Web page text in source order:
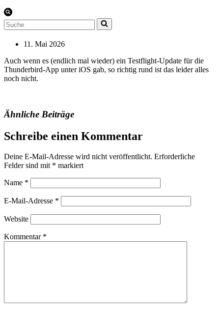
Suchen
nach …
11. Mai 2026
Auch wenn es (endlich mal wieder) ein Testflight-Update für die
Thunderbird-App unter iOS gab, so richtig rund ist das leider alles
noch nicht.
Ähnliche Beiträge
Schreibe einen Kommentar
Deine E-Mail-Adresse wird nicht veröffentlicht. Erforderliche
Felder sind mit * markiert
Name *
E-Mail-Adresse *
Website
Kommentar *